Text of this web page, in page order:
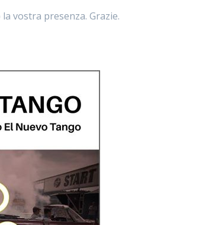
vostra presenza. Grazie.